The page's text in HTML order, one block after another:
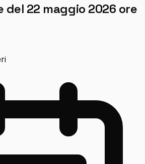
del 22 maggio 2026 ore